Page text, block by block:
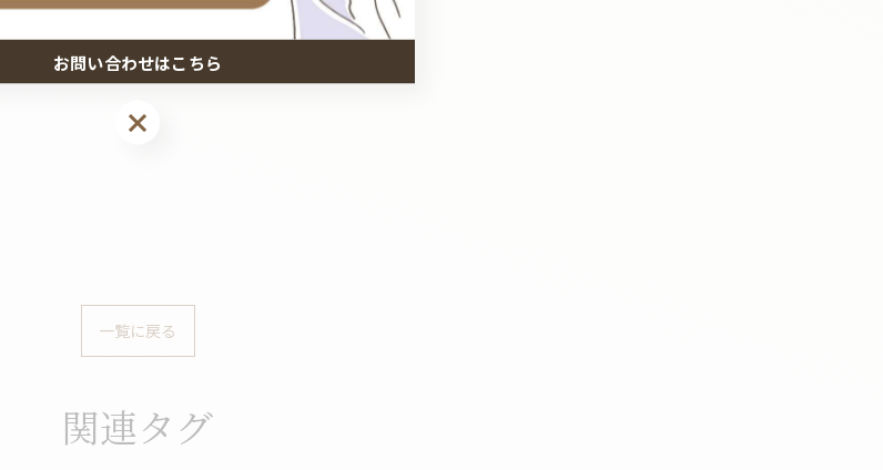
一覧に戻る
関連タグ
お問い合わせはこちら
お問い合わせはこちら